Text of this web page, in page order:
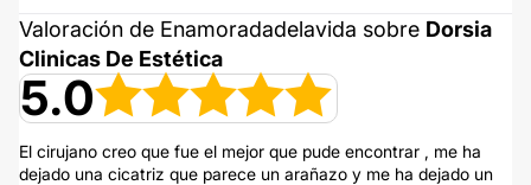
Valoración de Enamoradadelavida sobre Dorsia
Clinicas De Estética
5.0
El cirujano creo que fue el mejor que pude encontrar , me ha
dejado una cicatriz que parece un arañazo y me ha dejado un